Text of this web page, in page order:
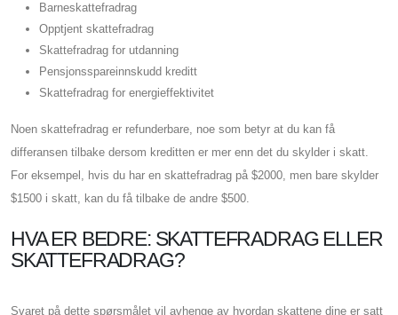
Barneskattefradrag
Opptjent skattefradrag
Skattefradrag for utdanning
Pensjonsspareinnskudd kreditt
Skattefradrag for energieffektivitet
Noen skattefradrag er refunderbare, noe som betyr at du kan få
differansen tilbake dersom kreditten er mer enn det du skylder i skatt.
For eksempel, hvis du har en skattefradrag på $2000, men bare skylder
$1500 i skatt, kan du få tilbake de andre $500.
HVA ER BEDRE: SKATTEFRADRAG ELLER
SKATTEFRADRAG?
Svaret på dette spørsmålet vil avhenge av hvordan skattene dine er satt